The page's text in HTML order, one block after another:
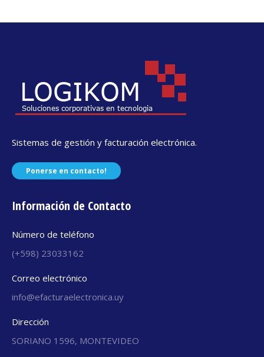
Sistemas de gestión y facturación electrónica.
Ponerse en contacto!
Información de Contacto
Número de teléfono
(+598) 23033162
Correo electrónico
info@efacturaelectronica.uy
Dirección
SORIANO 1596, MONTEVIDEO